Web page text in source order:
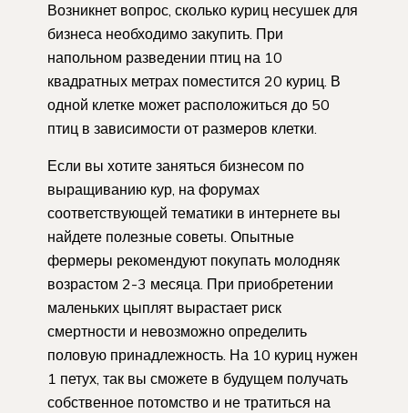
Возникнет вопрос, сколько куриц несушек для
бизнеса необходимо закупить. При
напольном разведении птиц на 10
квадратных метрах поместится 20 куриц. В
одной клетке может расположиться до 50
птиц в зависимости от размеров клетки.
Если вы хотите заняться бизнесом по
выращиванию кур, на форумах
соответствующей тематики в интернете вы
найдете полезные советы. Опытные
фермеры рекомендуют покупать молодняк
возрастом 2-3 месяца. При приобретении
маленьких цыплят вырастает риск
смертности и невозможно определить
половую принадлежность. На 10 куриц нужен
1 петух, так вы сможете в будущем получать
собственное потомство и не тратиться на